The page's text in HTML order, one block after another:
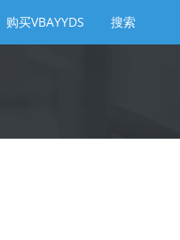
购买VBAYYDS 搜索